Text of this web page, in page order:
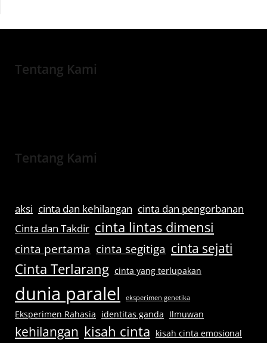
Tentang Kami
Tentang Kami
aksi cinta dan kehilangan cinta dan pengorbanan
Cinta dan Takdir cinta lintas dimensi
cinta pertama cinta segitiga cinta sejati
Cinta Terlarang cinta yang terlupakan
dunia paralel eksperimen genetika
Eksperimen Rahasia identitas ganda Ilmuwan
kehilangan kisah cinta kisah cinta emosional